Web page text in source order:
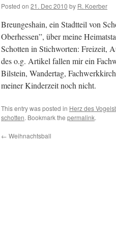
Posted on 21. Dec 2010 by R. Koerber
Breungeshain, ein Stadtteil von
Oberhessen”, über meine
Schotten in Stichworten: Freizeit,
des o.g. Artikel fallen mir ein
Bilstein, Wandertag,
meiner Kinderzeit noch nicht.
This entry was posted in Herz des
schotten. Bookmark the permalink.
← Weihnachtsball